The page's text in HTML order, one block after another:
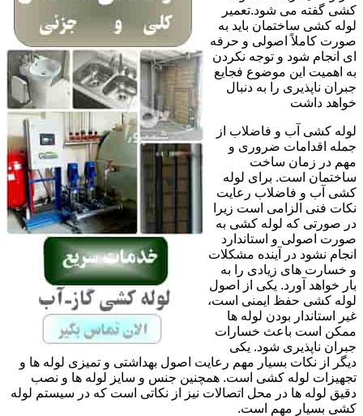
کشی گفته می شود.تعمیر
لوله کشی ساختمان باید به
صورت کاملاً اصولی و حرفه
ای انجام شود و توجه نکردن
به اهمیت این موضوع فجایع
جبران ناپذیری را به دنبال
خواهد داشت
لوله کشی آب و فاضلاب از
جمله اقدامات ضروری و
مهم در زمان ساخت
ساختمان است. برای لوله
کشی آب و فاضلاب رعایت
نکات فنی الزامی است زیرا
در صورتی که لوله کشی به
صورت اصولی و استاندارد
انجام نشود در آینده مشکلات
و خسارت های زیادی را به
بار خواهد آورد. یکی از اصول
لوله کشی حفظ ایمنی است،
غیر استاندار بودن لوله ها
ممکن است باعث خسارات
جبران ناپذیری شود. یکی
دیگر از نکات بسیار مهم رعایت اصول بهداشتی و تمیزی لوله ها و
تجهیزات لوله کشی است. همچنین جنس و سایز لوله ها و نصب
دقیق لوله ها در محل اتصالات نیز از نکاتی است که در سیستم لوله
کشی بسیار مهم است.